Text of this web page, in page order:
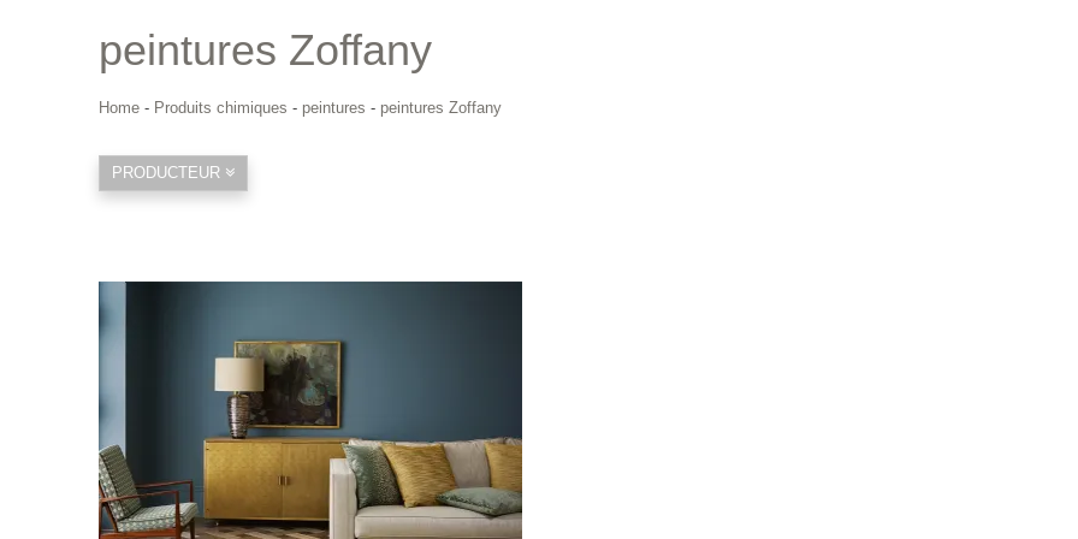
peintures Zoffany
Home - Produits chimiques - peintures - peintures Zoffany
PRODUCTEUR